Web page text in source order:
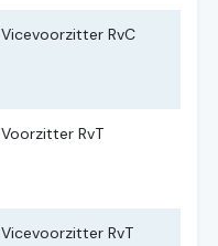
Vicevoorzitter RvC
Voorzitter RvT
Vicevoorzitter RvT